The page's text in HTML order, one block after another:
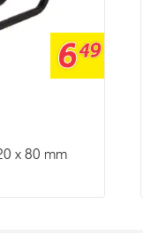
649
x 80 mm